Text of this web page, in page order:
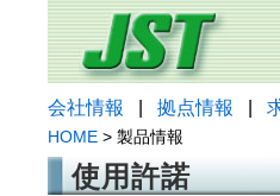
会社情報 拠点情報
HOME > 製品情報
使用許諾